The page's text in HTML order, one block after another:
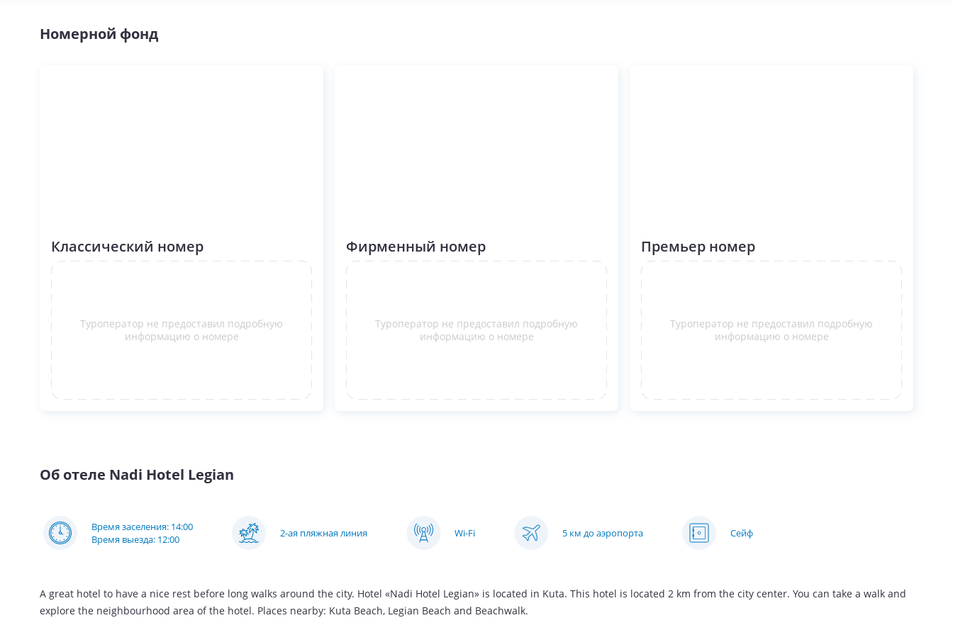
Номерной фонд
Классический номер
Туроператор не предоставил подробную
информацию о номере
Фирменный номер
Туроператор не предоставил подробную
информацию о номере
Премьер номер
Туроператор не предоставил подробную
информацию о номере
Об отеле Nadi Hotel Legian
Время заселения: 14:00
Время выезда: 12:00
2-ая пляжная линия Wi-Fi 5 км до аэропорта Сейф
A great hotel to have a nice rest before long walks around the city. Hotel «Nadi Hotel Legian» is located in Kuta. This hotel is located 2 km from the city center. You can take a walk and
explore the neighbourhood area of the hotel. Places nearby: Kuta Beach, Legian Beach and Beachwalk.